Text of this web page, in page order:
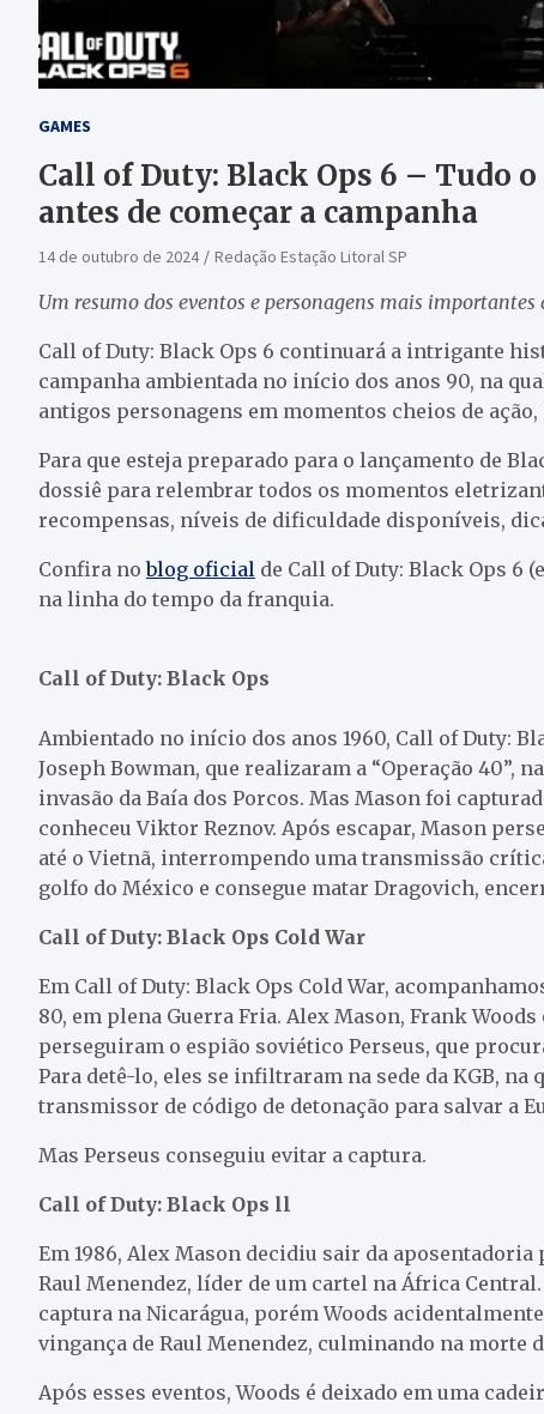
GAMES
Call of Duty: Black Ops 6 – Tudo
antes de começar a campanha
14 de outubro de 2024 Redação Estação Litoral SP
Um resumo dos eventos e personagens mais importantes
Call of Duty: Black Ops 6 continuará a intrigante
campanha ambientada no início dos anos 90, na
antigos personagens em momentos cheios de
Para que esteja preparado para o lançamento de
dossiê para relembrar todos os momentos
recompensas, níveis de dificuldade disponíveis,
Confira noblog oficial de Call of Duty: Black Ops 6
na linha do tempo da franquia.
Call of Duty: Black Ops
Ambientado no início dos anos 1960, Call of Duty:
Joseph Bowman, que realizaram a “Operação 40”,
invasão da Baía dos Porcos. Mas Mason foi
conheceu Viktor Reznov. Após escapar, Mason
até o Vietnã, interrompendo uma transmissão
golfo do México e consegue matar Dragovich,
Call of Duty: Black Ops Cold War
Em Call of Duty: Black Ops Cold War,
80, em plena Guerra Fria. Alex Mason, Frank
perseguiram o espião soviético Perseus, que
Para detê-lo, eles se infiltraram na sede da KGB,
transmissor de código de detonação para salvar a
Mas Perseus conseguiu evitar a captura.
Call of Duty: Black Ops ll
Em 1986, Alex Mason decidiu sair da
Raul Menendez, líder de um cartel na África
captura na Nicarágua, porém Woods
vingança de Raul Menendez, culminando na morte
Após esses eventos, Woods é deixado em uma